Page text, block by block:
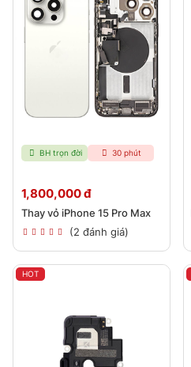
BH trọn đời 30 phút
1,800,000 đ
Thay vỏ iPhone 15 Pro Max
(2 đánh giá)
HOT